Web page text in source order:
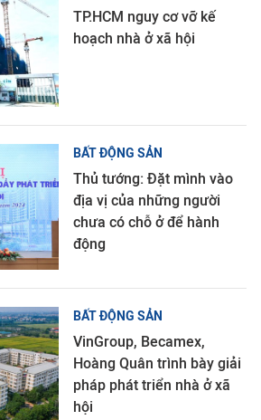
TP.HCM nguy cơ vỡ kế
hoạch nhà ở xã hội
BẤT ĐỘNG SẢN
Thủ tướng: Đặt mình vào
địa vị của những người
chưa có chỗ ở để hành
động
BẤT ĐỘNG SẢN
VinGroup, Becamex,
Hoàng Quân trình bày giải
pháp phát triển nhà ở xã
hội